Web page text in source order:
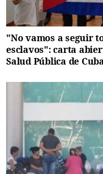
"No vamos a seguir
esclavos": carta
Salud Pública de